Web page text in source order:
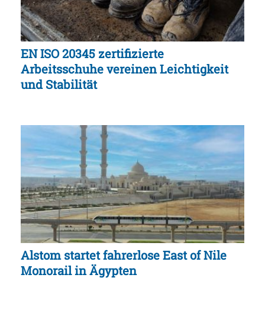
EN ISO 20345 zertifizierte
Arbeitsschuhe vereinen Leichtigkeit
und Stabilität
Alstom startet fahrerlose East of Nile
Monorail in Ägypten